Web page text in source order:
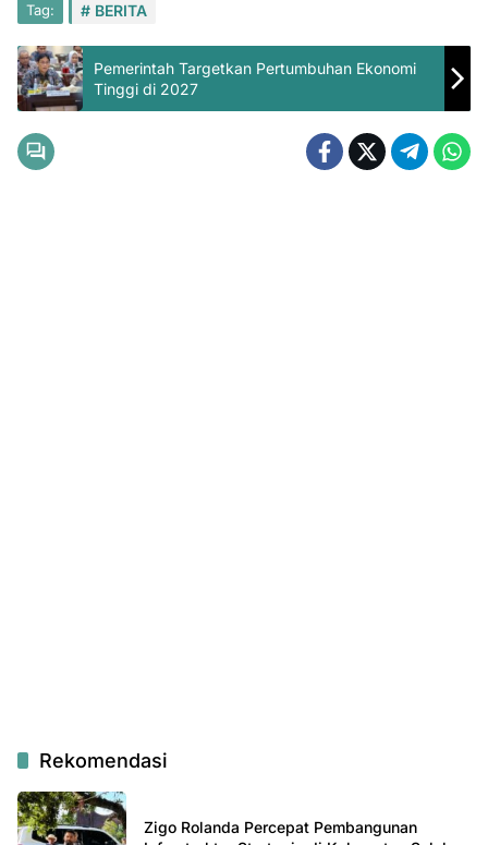
Tag: BERITA
Pemerintah Targetkan Pertumbuhan Ekonomi
Tinggi di 2027
Rekomendasi
Zigo Rolanda Percepat Pembangunan